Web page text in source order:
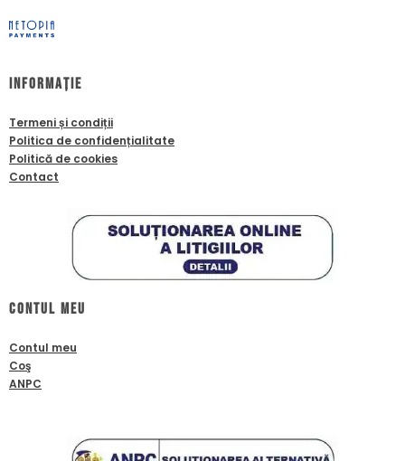
Informație
Termeni și condiții
Politica de confidențialitate
Politică de cookies
Contact
Contul meu
Contul meu
Coş
ANPC